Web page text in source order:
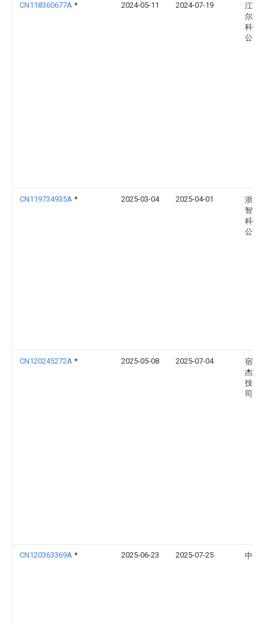
CN118360677A * 2024-05-11 2024-07-19
江苏
尔新
科技
公司
CN119734935A * 2025-03-04 2025-04-01
浙江
智能
科技
公司
CN120245272A * 2025-05-08 2025-07-04
宿迁
杰环
技有
司
CN120363369A * 2025-06-23 2025-07-25 中山